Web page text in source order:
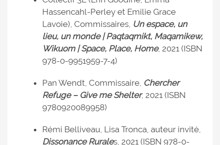
Hassencahl-Perley et Emilie Grace
Lavoie), Commissaires, Un espace, un
lieu, un monde | Paqtaqmikt, Maqamikew,
Wikuom | Space, Place, Home, 2021 (ISBN
978-0-9951959-7-4)
Pan Wendt, Commissaire, Chercher
Refuge – Give me Shelter, 2021 (ISBN
9780920089958)
Rémi Belliveau, Lisa Tronca, auteur invité,
Dissonance Rurales, 2021 (ISBN 978-0-